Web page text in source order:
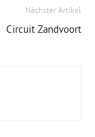
Nächster Artikel
Circuit Zandvoort